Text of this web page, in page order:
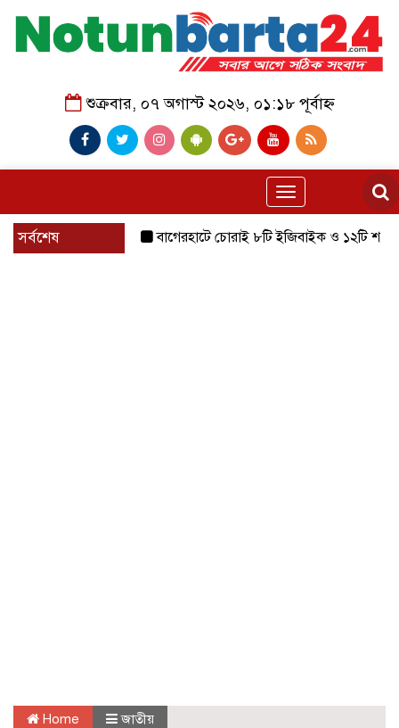
শুক্রবার, ০৭ অগাস্ট ২০২৬, ০১:১৮ পূর্বাহ্ন
Toggle
navigation
সর্বশেষ বাগেরহাটে চোরাই ৮টি ইজিবাইক ও ১২টি
Home জাতীয়